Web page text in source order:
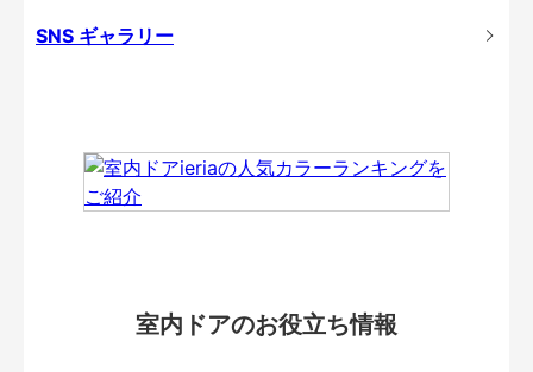
SNS ギャラリー
室内ドアのお役立ち情報